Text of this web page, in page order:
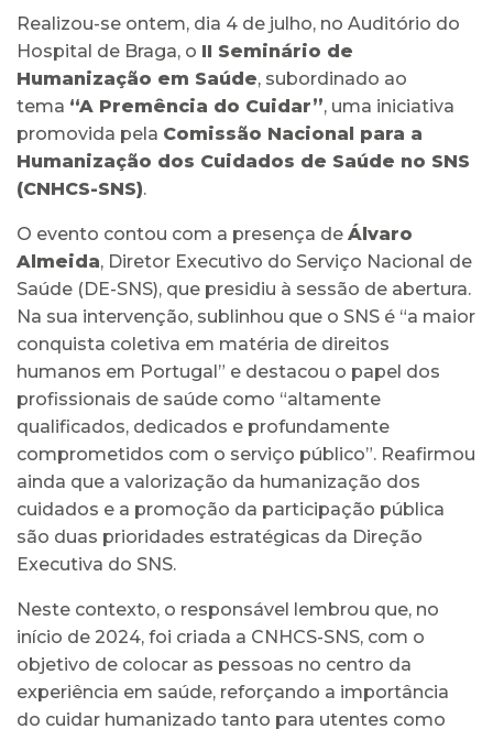
Realizou-se ontem, dia 4 de julho, no Auditório do
Hospital de Braga, o II Seminário de
Humanização em Saúde, subordinado ao
tema “A Premência do Cuidar”, uma iniciativa
promovida pela Comissão Nacional para a
Humanização dos Cuidados de Saúde no SNS
(CNHCS-SNS).
O evento contou com a presença de Álvaro
Almeida, Diretor Executivo do Serviço Nacional de
Saúde (DE-SNS), que presidiu à sessão de abertura.
Na sua intervenção, sublinhou que o SNS é “a maior
conquista coletiva em matéria de direitos
humanos em Portugal” e destacou o papel dos
profissionais de saúde como “altamente
qualificados, dedicados e profundamente
comprometidos com o serviço público”. Reafirmou
ainda que a valorização da humanização dos
cuidados e a promoção da participação pública
são duas prioridades estratégicas da Direção
Executiva do SNS.
Neste contexto, o responsável lembrou que, no
início de 2024, foi criada a CNHCS-SNS, com o
objetivo de colocar as pessoas no centro da
experiência em saúde, reforçando a importância
do cuidar humanizado tanto para utentes como